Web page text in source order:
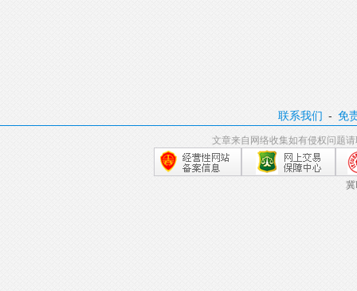
联系我们 -免
文章来自网络收集如有侵权问题